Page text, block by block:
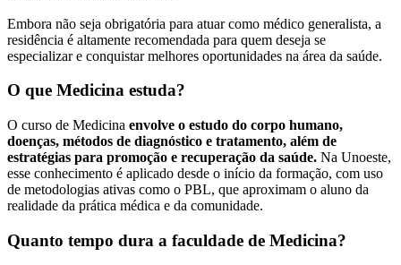
Embora não seja obrigatória para atuar como médico generalista, a
residência é altamente recomendada para quem deseja se
especializar e conquistar melhores oportunidades na área da saúde.
O que Medicina estuda?
O curso de Medicina envolve o estudo do corpo humano,
doenças, métodos de diagnóstico e tratamento, além de
estratégias para promoção e recuperação da saúde. Na Unoeste,
esse conhecimento é aplicado desde o início da formação, com uso
de metodologias ativas como o PBL, que aproximam o aluno da
realidade da prática médica e da comunidade.
Quanto tempo dura a faculdade de Medicina?